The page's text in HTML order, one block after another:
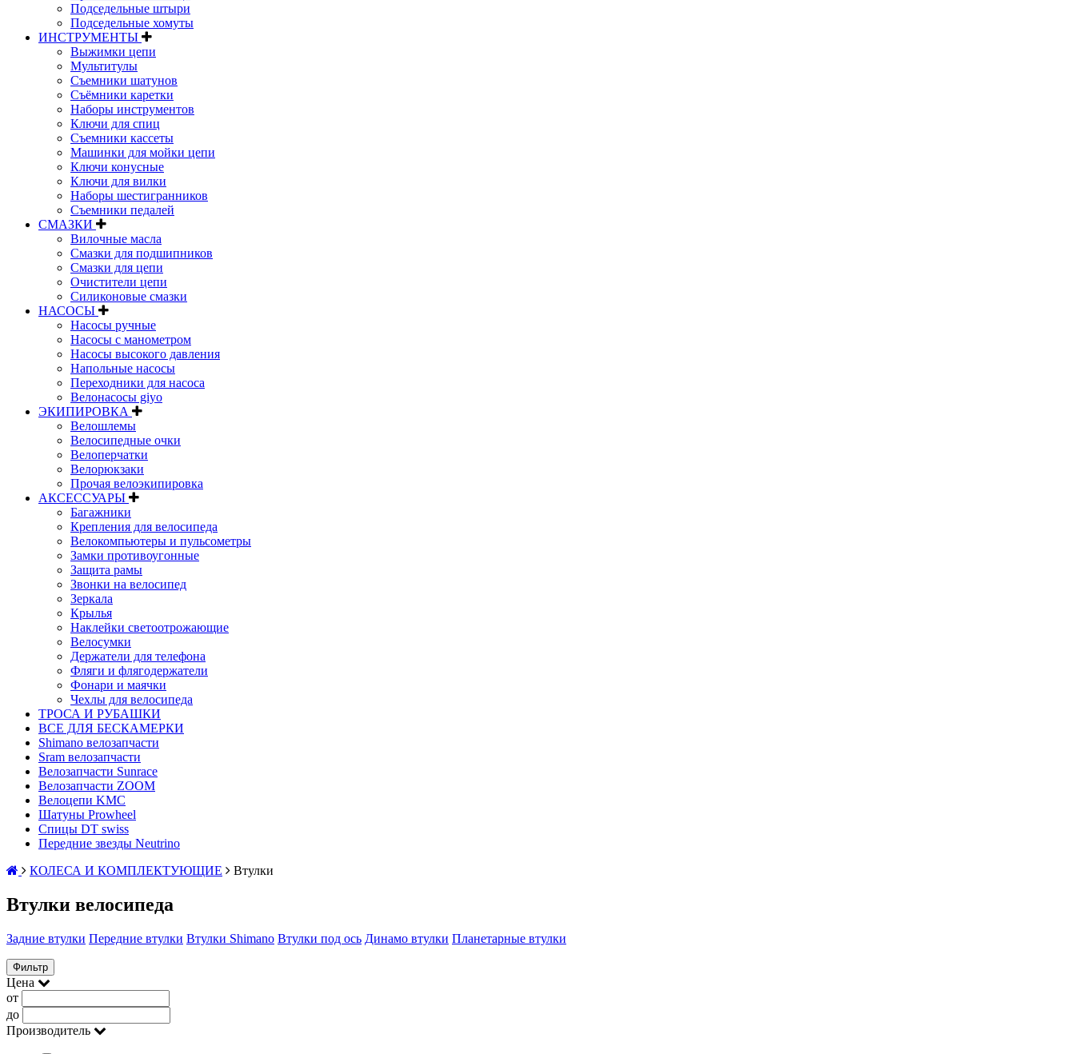
Подседельные штыри
Подседельные хомуты
ИНСТРУМЕНТЫ
Выжимки цепи
Мультитулы
Съемники шатунов
Съёмники каретки
Наборы инструментов
Ключи для спиц
Съемники кассеты
Машинки для мойки цепи
Ключи конусные
Ключи для вилки
Наборы шестигранников
Съемники педалей
СМАЗКИ
Вилочные масла
Смазки для подшипников
Смазки для цепи
Очистители цепи
Силиконовые смазки
НАСОСЫ
Насосы ручные
Насосы с манометром
Насосы высокого давления
Напольные насосы
Переходники для насоса
Велонасосы giyo
ЭКИПИРОВКА
Велошлемы
Велосипедные очки
Велоперчатки
Велорюкзаки
Прочая велоэкипировка
АКСЕССУАРЫ
Багажники
Крепления для велосипеда
Велокомпьютеры и пульсометры
Замки противоугонные
Защита рамы
Звонки на велосипед
Зеркала
Крылья
Наклейки светоотрожающие
Велосумки
Держатели для телефона
Фляги и флягодержатели
Фонари и маячки
Чехлы для велосипеда
ТРОСА И РУБАШКИ
ВСЕ ДЛЯ БЕСКАМЕРКИ
Shimano велозапчасти
Sram велозапчасти
Велозапчасти Sunrace
Велозапчасти ZOOM
Велоцепи KMC
Шатуны Prowheel
Спицы DT swiss
Передние звезды Neutrino
КОЛЕСА И КОМПЛЕКТУЮЩИЕ
Втулки
Втулки велосипеда
Задние втулки Передние втулки Втулки Shimano Втулки под ось Динамо втулки Планетарные втулки
Фильтр
Цена
от
до
Производитель